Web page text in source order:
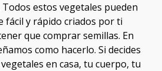
estos vegetales pueden
fácil y rápido criados por ti
que comprar semillas. En
como hacerlo. Si decides
en casa, tu cuerpo, tu